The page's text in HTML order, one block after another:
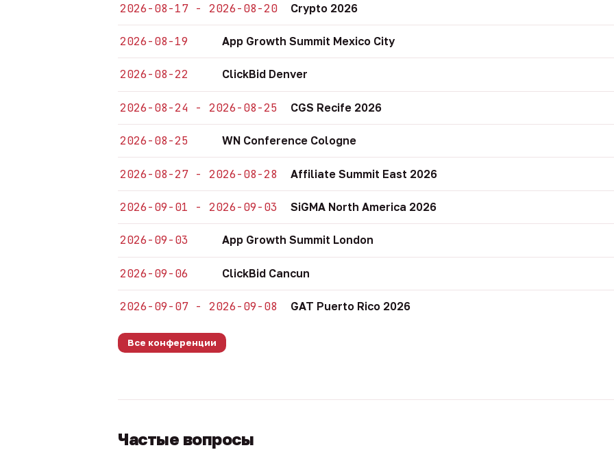
2026-08-17 - 2026-08-20 Crypto 2026
2026-08-19 App Growth Summit Mexico City
2026-08-22 ClickBid Denver
2026-08-24 - 2026-08-25 CGS Recife 2026
2026-08-25 WN Conference Cologne
2026-08-27 - 2026-08-28 Affiliate Summit East 2026
2026-09-01 - 2026-09-03 SiGMA North America 2026
2026-09-03 App Growth Summit London
2026-09-06 ClickBid Cancun
2026-09-07 - 2026-09-08 GAT Puerto Rico 2026
Все конференции
Частые вопросы